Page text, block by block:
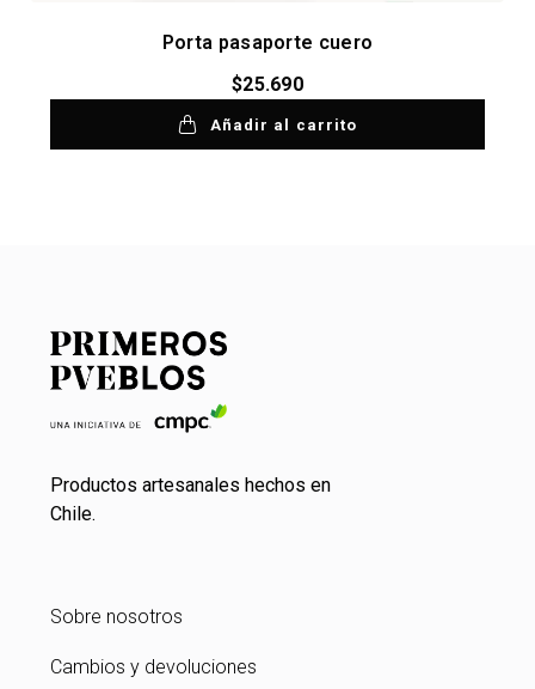
Porta pasaporte cuero
$25.690
Añadir al carrito
Productos artesanales hechos en
Chile.
Sobre nosotros
Cambios y devoluciones